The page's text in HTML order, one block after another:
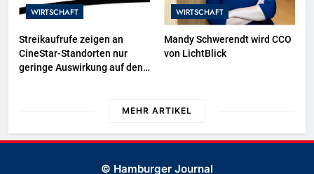
WIRTSCHAFT
Streikaufrufe zeigen an
CineStar-Standorten nur
geringe Auswirkung auf den
WIRTSCHAFT
Mandy Schwerendt wird CCO
von LichtBlick
MEHR ARTIKEL
© Hamburger Journal